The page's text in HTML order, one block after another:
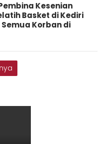
Kesenian
Basket di Kediri
Korban di